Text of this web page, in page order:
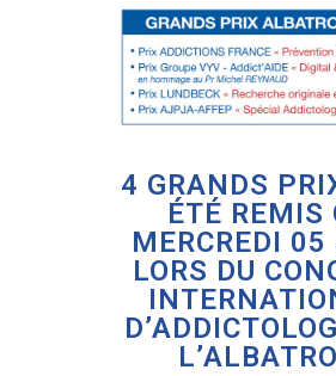
4 GRANDS
ÉTÉ REMIS
MERCREDI 05
LORS DU